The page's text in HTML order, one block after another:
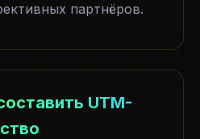
партнёров.
UTM-